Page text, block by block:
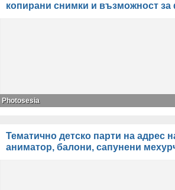
копирани снимки и възможност за
Photosesia
Тематично детско парти на адрес
аниматор, балони, сапунени